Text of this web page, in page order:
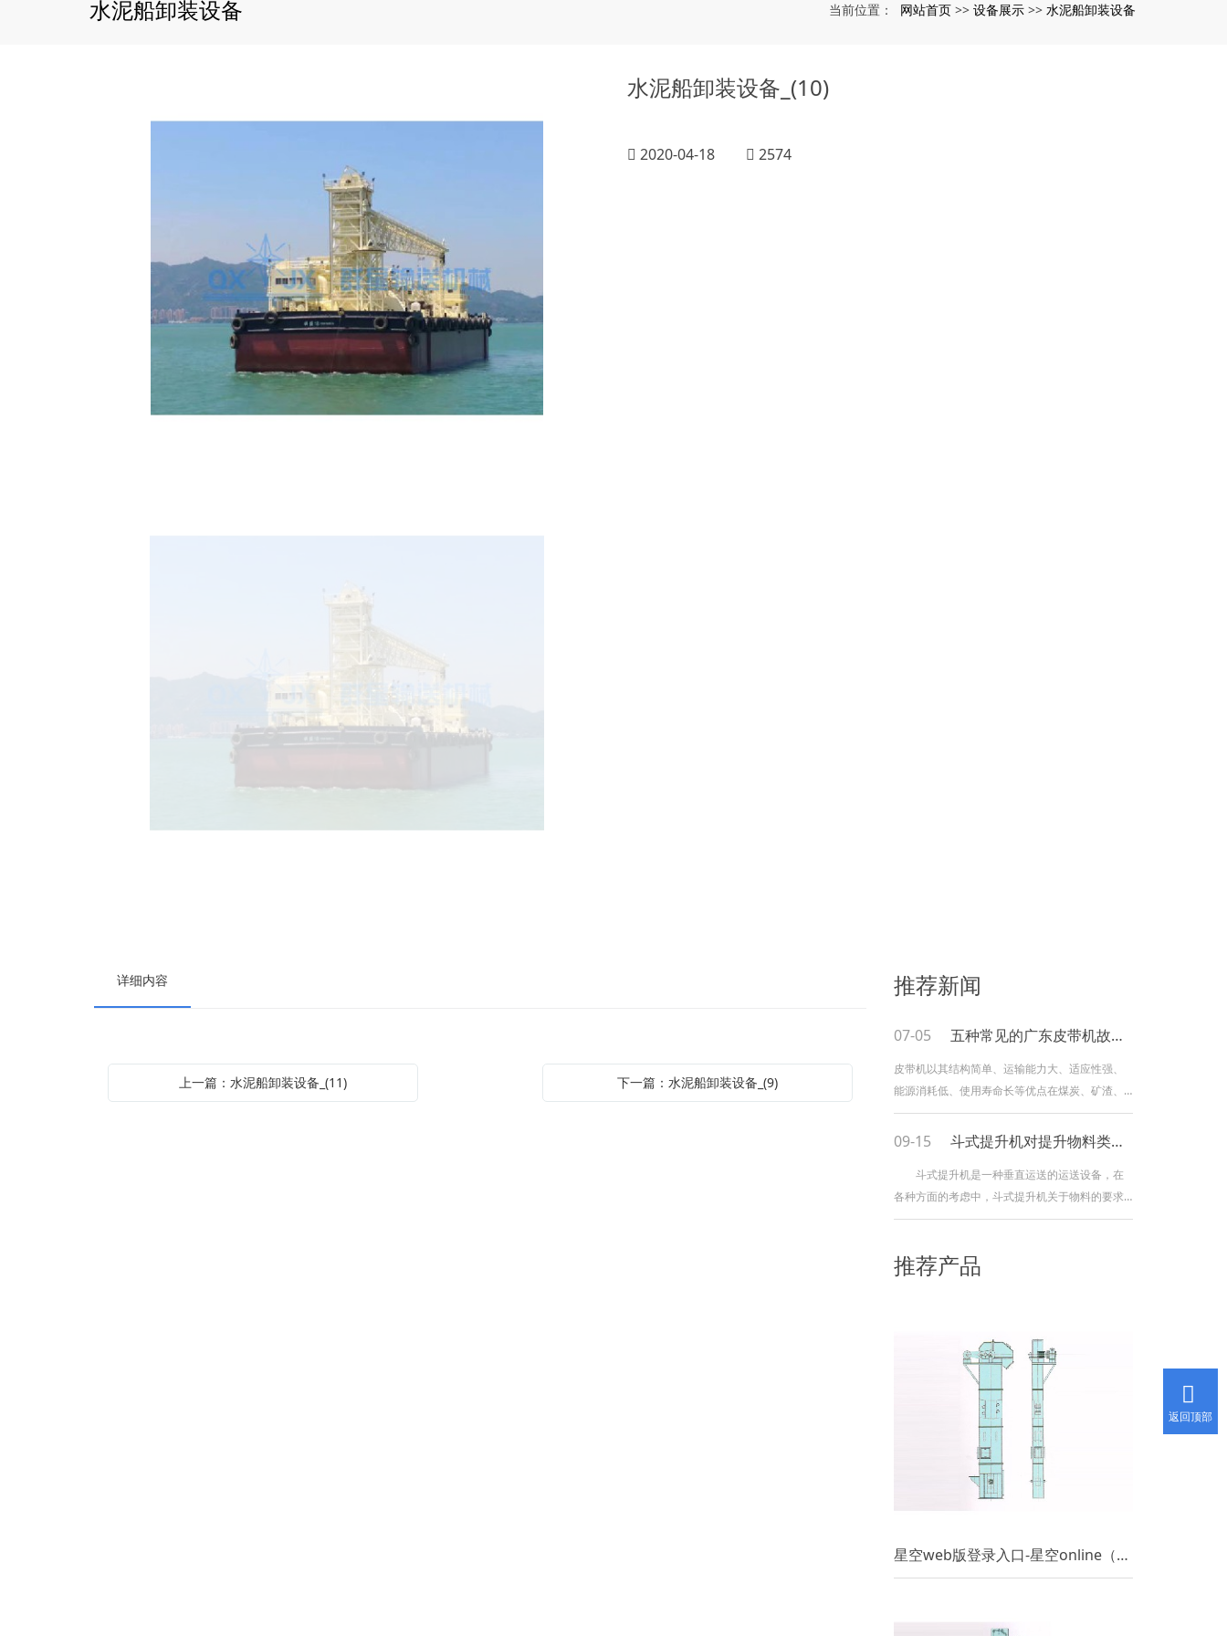
水泥船卸装设备 当前位置： 网站首页 >> 设备展示 >> 水泥船卸装设备
水泥船卸装设备_(10)
2020-04-18 2574
详细内容
上一篇：水泥船卸装设备_(11) 下一篇：水泥船卸装设备_(9)
推荐新闻
07-05 五种常见的广东皮带机故障解决办法！
皮带机以其结构简单、运输能力大、适应性强、
能源消耗低、使用寿命长等优点在煤炭、矿渣、
粉类等出产线中有着广泛的使用。由于输送物质
内摩擦力大、磨损大的特点，使得皮带机在实际
过程的顺利进行。小编总结了皮带机作业中简单
呈现的毛病及相应的解决方法，希望能给您带来
一
09-15 斗式提升机对提升物料类型有什么要求？
斗式提升机是一种垂直运送的运送设备，在
各种方面的考虑中，斗式提升机关于物料的要求
都是粉末状和小颗粒的。斗式提升机小颗粒的运
升。可是斗式提升机的运用规模广，可是也有限
的物料必要是经过破碎过的物料，比如小麦，玉
米，面粉，骨粒，麸皮，
推荐产品
星空web版登录入口-星空online（中国）
返回顶部